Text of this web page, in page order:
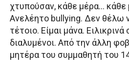
χτυπούσαν, κάθε μέρα… κάθε
Ανελέητο bullying. Δεν θέλω
τέτοιο. Είμαι μάνα.
διαλυμένοι. Από την άλλη
μητέρα του συμμαθητή του